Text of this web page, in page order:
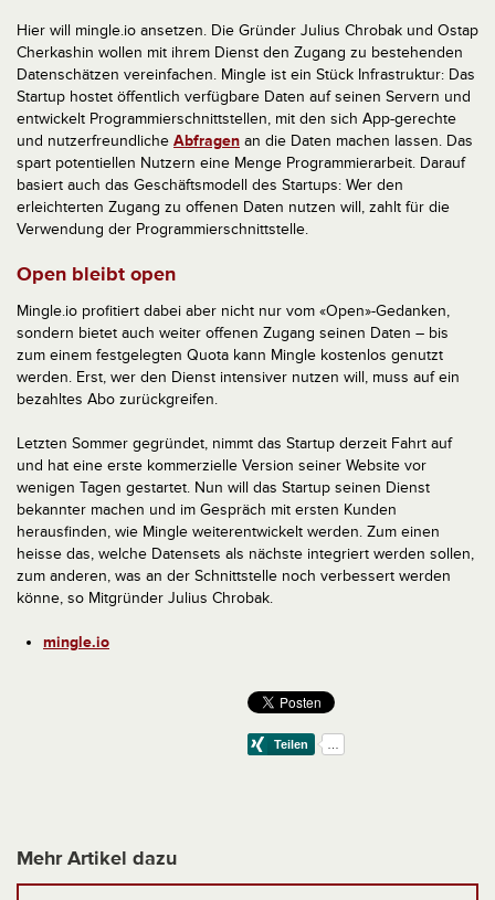
Hier will mingle.io ansetzen. Die Gründer Julius Chrobak und Ostap
Cherkashin wollen mit ihrem Dienst den Zugang zu bestehenden
Datenschätzen vereinfachen. Mingle ist ein Stück Infrastruktur: Das
Startup hostet öffentlich verfügbare Daten auf seinen Servern und
entwickelt Programmierschnittstellen, mit den sich App-gerechte
und nutzerfreundliche Abfragen an die Daten machen lassen. Das
spart potentiellen Nutzern eine Menge Programmierarbeit. Darauf
basiert auch das Geschäftsmodell des Startups: Wer den
erleichterten Zugang zu offenen Daten nutzen will, zahlt für die
Verwendung der Programmierschnittstelle.
Open bleibt open
Mingle.io profitiert dabei aber nicht nur vom «Open»-Gedanken,
sondern bietet auch weiter offenen Zugang seinen Daten – bis
zum einem festgelegten Quota kann Mingle kostenlos genutzt
werden. Erst, wer den Dienst intensiver nutzen will, muss auf ein
bezahltes Abo zurückgreifen.
Letzten Sommer gegründet, nimmt das Startup derzeit Fahrt auf
und hat eine erste kommerzielle Version seiner Website vor
wenigen Tagen gestartet. Nun will das Startup seinen Dienst
bekannter machen und im Gespräch mit ersten Kunden
herausfinden, wie Mingle weiterentwickelt werden. Zum einen
heisse das, welche Datensets als nächste integriert werden sollen,
zum anderen, was an der Schnittstelle noch verbessert werden
könne, so Mitgründer Julius Chrobak.
mingle.io
Mehr Artikel dazu